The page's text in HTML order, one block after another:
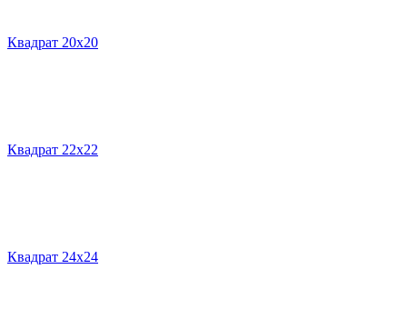
Квадрат 20х20
Квадрат 22х22
Квадрат 24х24